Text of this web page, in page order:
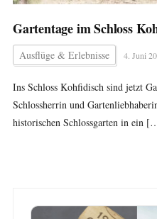
Gartentage im Schloss
Ausflüge & Erlebnisse 4. Juni
Ins Schloss Kohfidisch sind jetzt
Schlossherrin und
historischen Schlossgarten in ein